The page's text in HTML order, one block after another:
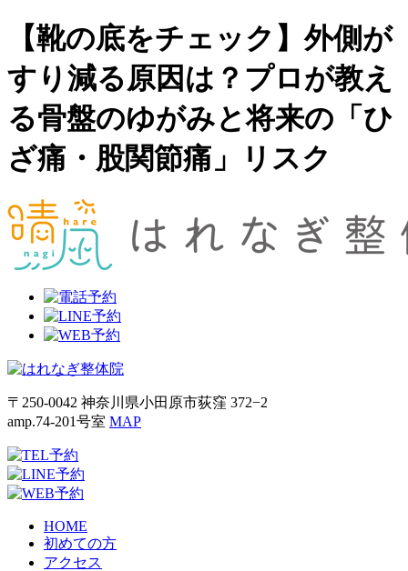
【靴の底をチェック】外側が
すり減る原因は？プロが教え
る骨盤のゆがみと将来の「ひ
ざ痛・股関節痛」リスク
〒250-0042 神奈川県小田原市荻窪 372−2
amp.74-201号室 MAP
HOME
初めての方
アクセス